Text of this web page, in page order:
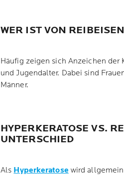
WER IST VON
Häufig zeigen sich Anzeichen der
und Jugendalter. Dabei sind
Männer.
HYPERKERATOSE VS.
UNTERSCHIED
Als Hyperkeratose wird